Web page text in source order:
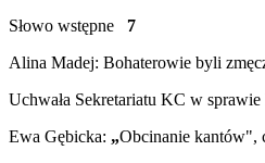
Słowo wstępne 7
Alina Madej: Bohaterowie byli
Uchwała Sekretariatu KC w
Ewa Gębicka: „Obcinanie kantów",